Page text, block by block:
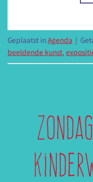
Geplaatst inAgenda |
beeldende kunst,